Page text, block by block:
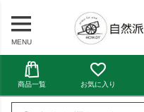
MENU
商品一覧 お気に入り